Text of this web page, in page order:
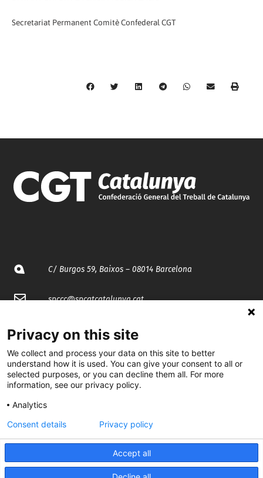
Secretariat Permanent Comitè Confederal CGT
C/ Burgos 59, Baixos – 08014 Barcelona
spccc@spcgtcatalunya.cat
@CGTCatalunya
cgtcatalunya
CGTCatalunya
cgtcatalunya
Privacy on this site
We collect and process your data on this site to better
understand how it is used. You can give your consent to all or
selected purposes, or you can decline them all. For more
information, see our privacy policy.
Analytics
Accept all
Consent details Privacy policy